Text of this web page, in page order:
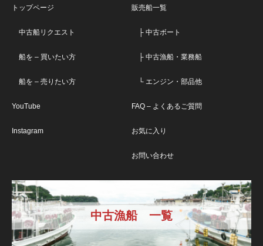
トップページ
中古船リクエスト
船を – 買いたい方
船を – 売りたい方
YouTube
Instagram
販売船一覧
├ 中古ボート
├ 中古漁船・業務船
└ エンジン・部品他
FAQ – よくあるご質問
お気に入り
お問い合わせ
中古漁船 一覧